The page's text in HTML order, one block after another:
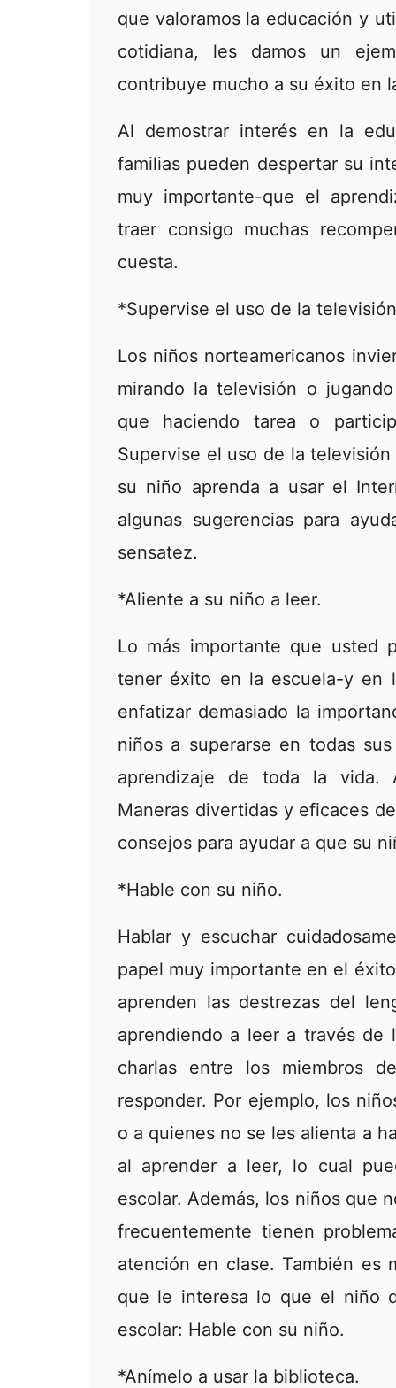
que valoramos la educación y
cotidiana, les damos un
contribuye mucho a su éxito en
Al demostrar interés en la
familias pueden despertar su
muy importante-que el
traer consigo muchas
cuesta.
*Supervise el uso de la
Los niños norteamericanos
mirando la televisión o
que haciendo tarea o
Supervise el uso de la
su niño aprenda a usar el
algunas sugerencias para
sensatez.
*Aliente a su niño a leer.
Lo más importante que usted
tener éxito en la escuela-y en
enfatizar demasiado la
niños a superarse en todas
aprendizaje de toda la vida.
Maneras divertidas y eficaces
consejos para ayudar a que su
*Hable con su niño.
Hablar y escuchar
papel muy importante en el
aprenden las destrezas del
aprendiendo a leer a través de
charlas entre los miembros
responder. Por ejemplo, los
o a quienes no se les alienta a
al aprender a leer, lo cual
escolar. Además, los niños que
frecuentemente tienen
atención en clase. También es
que le interesa lo que el niño
escolar: Hable con su niño.
*Anímelo a usar la biblioteca.